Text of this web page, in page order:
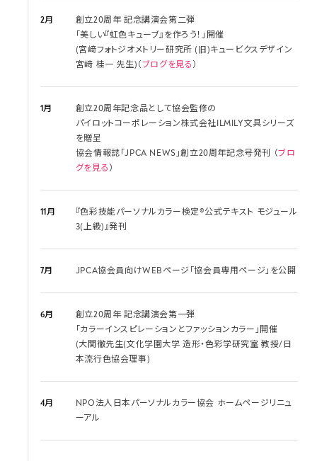
2月
創立20周年 記念講演会第二弾
「美しい『虹色キューブ』を作ろう！」開催
(宮﨑フォトジオメトリー研究所 (旧)キュービクスデザイン
宮﨑 桂一 先生)（ブログを見る ）
1月
創立20周年記念品として協会監修の
パイロットコーポレーション株式会社ILMILY文具シリーズ
を贈呈
協会情報誌「JPCA NEWS」創立20周年記念号発刊 （ブロ
グを見る ）
11月
『色彩技能パーソナルカラー検定®公式テキスト モジュール
3(上級)』発刊
7月 JPCA協会員向けWEBページ「協会員専用ページ」を公開
6月
創立20周年 記念講演会第一弾
「カラーインスピレーションとファッションカラー」開催
(大関徹先生(文化学園大学 造形・色彩学研究室 教授/日
本流行色協会理事)
4月
NPO法人日本パーソナルカラー協会 ホームページリニュ
ーアル